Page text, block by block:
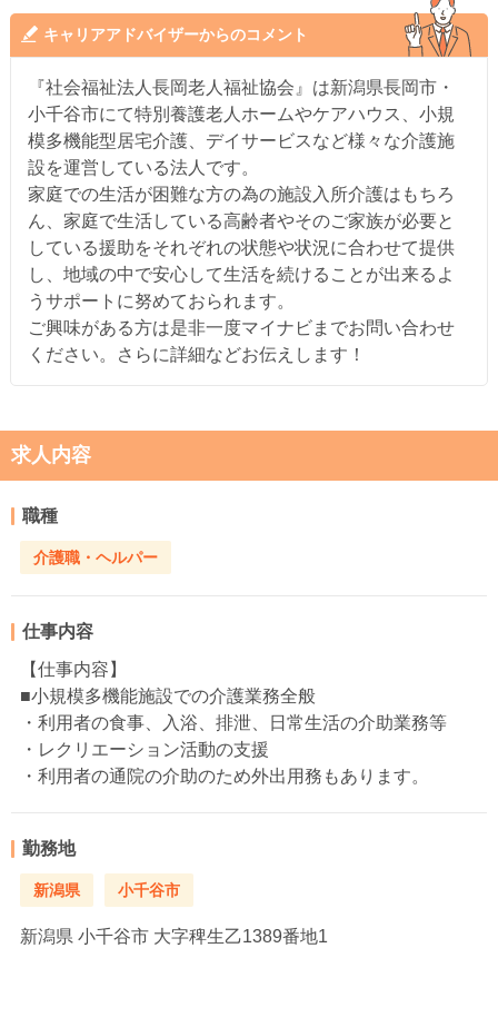
キャリアアドバイザーからのコメント
『社会福祉法人長岡老人福祉協会』は新潟県長岡市・
小千谷市にて特別養護老人ホームやケアハウス、小規
模多機能型居宅介護、デイサービスなど様々な介護施
設を運営している法人です。
家庭での生活が困難な方の為の施設入所介護はもちろ
ん、家庭で生活している高齢者やそのご家族が必要と
している援助をそれぞれの状態や状況に合わせて提供
し、地域の中で安心して生活を続けることが出来るよ
うサポートに努めておられます。
ご興味がある方は是非一度マイナビまでお問い合わせ
ください。さらに詳細などお伝えします！
求人内容
職種
介護職・ヘルパー
仕事内容
【仕事内容】
■小規模多機能施設での介護業務全般
・利用者の食事、入浴、排泄、日常生活の介助業務等
・レクリエーション活動の支援
・利用者の通院の介助のため外出用務もあります。
勤務地
新潟県 小千谷市
新潟県 小千谷市 大字稗生乙1389番地1